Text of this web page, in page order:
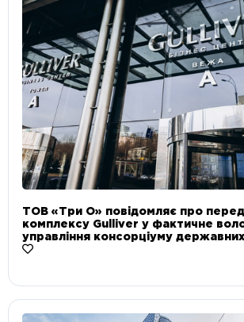
ТОВ «Три О» повідомляє про
комплексу Gulliver у фактичне
управління консорціуму державних